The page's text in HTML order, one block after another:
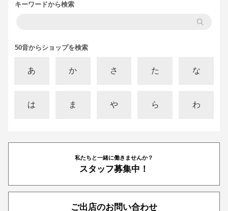
キーワードから検索
50音からショップを検索
あ か さ た な
は ま や ら わ
私たちと一緒に働きませんか？
スタッフ募集中！
ご出店のお問い合わせ